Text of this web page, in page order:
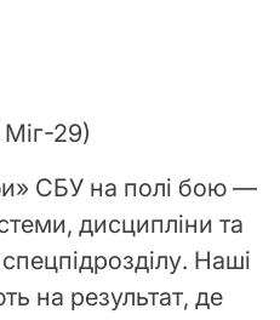
29)
СБУ на полі бою —
дисципліни та
Наші
на результат, де